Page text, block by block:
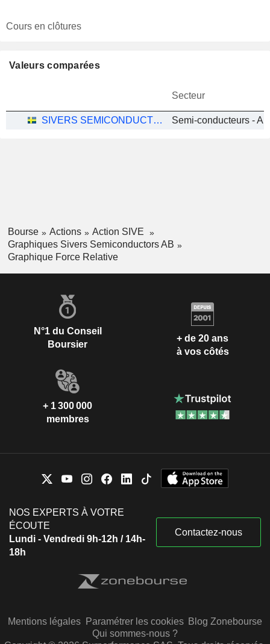
Cours en clôtures
Valeurs comparées
Secteur
SIVERS SEMICONDUCTORS AB Semi-conducteurs -
Bourse Actions
Action SIVE
Graphiques Sivers Semiconductors AB
Graphique Force Relative
N°1 du Conseil
Boursier
+ de 20 ans
à vos côtés
+ 1 300 000
membres
NOS EXPERTS À VOTRE
ÉCOUTE
Lundi - Vendredi 9h-12h / 14h-
18h
Contactez-nous
Mentions légales Paramétrer les cookies Blog Zonebourse
Qui sommes-nous ?